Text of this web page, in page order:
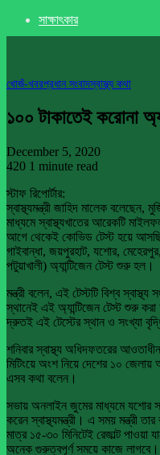
সাক্ষাৎকার
খােজঁ-খবরপ্রধান সংবাদস্বাস্থ্য কথা
১০০ টাকাতেই করোনা
December 5, 2020
420 1 minute read
স্টাফ রিপোর্টার:
স্বাস্থ্যমন্ত্রী জাহিদ মালেক বলেছেন,
মাধ্যমে স্বাস্থ্যখাতের আরেকটি
আগে থেকেই কোভিড টেস্ট হয়ে
গাইবান্ধা, জয়পুরহাট, যশোর, মেহেরপুর,
পটুয়াখালী) অ্যান্টিজেন টেস্ট শুরু হল।
মন্ত্রী বলেন, এই টেস্টটি বিশ্ব
স্থানেই এই অ্যান্টিজেন টেস্ট শুরু
দ্রুতই এই টেস্টের স্থান ও সংখ্যা
শনিবার স্বাস্থ্য অধিদফতরের
মিটিংয়ে অংশ নিয়ে দেশের ১০ জেলায়
এসব কথা বলেন।
সভায় অনলাইন জুমের মাধ্যমে যশোর
করেন স্বাস্থ্যমন্ত্রী। এ সময় মন্ত্রী
মাত্র ১৫-৩০ মিনিটেই রেজাল্ট
অনেক গুরুত্বপূর্ণ সময়ে কাজে লাগবে।